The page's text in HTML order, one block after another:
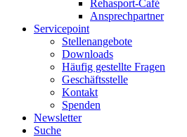
Rehasport-Café
Ansprechpartner
Servicepoint
Stellenangebote
Downloads
Häufig gestellte Fragen
Geschäftsstelle
Kontakt
Spenden
Newsletter
Suche